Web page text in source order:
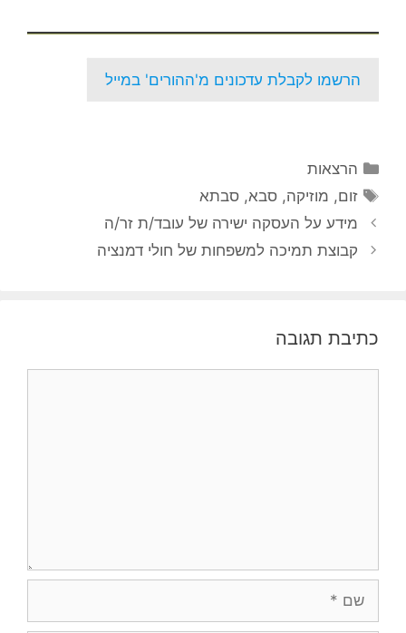
הרשמו לקבלת עדכונים מ'ההורים' במייל
קטגוריות
הרצאות
תגיות
זום, מוזיקה,סבא,סבתא
מידע על העסקה ישירה של עובד/ת זר/ה
קבוצת תמיכה למשפחות של חולי דמנציה
כתיבת תגובה